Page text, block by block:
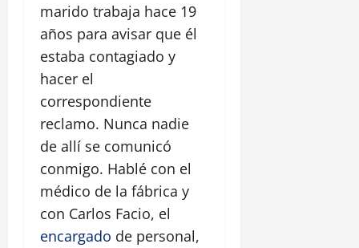
marido trabaja hace 19
años para avisar que él
estaba contagiado y
hacer el
correspondiente
reclamo. Nunca nadie
de allí se comunicó
conmigo. Hablé con el
médico de la fábrica y
con Carlos Facio, el
encargado de personal,